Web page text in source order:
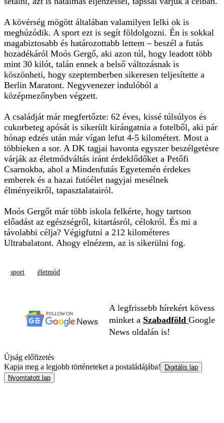
A kövérség mögött általában valamilyen lelki ok is
meghúzódik. A sport ezt is segít földolgozni. Én is sokkal
magabiztosabb és határozottabb lettem – beszél a futás
hozadékáról Moós Gergő, aki azon túl, hogy leadott több
mint 30 kilót, talán ennek a belső változásnak is
köszönheti, hogy szeptemberben sikeresen teljesítette a
Berlin Maratont. Negyvenezer indulóból a
középmezőnyben végzett.
A családját már megfertőzte: 62 éves, kissé túlsúlyos és
cukorbeteg apósát is sikerült kirángatnia a fotelből, aki pár
hónap edzés után már vígan lefut 4-5 kilométert. Most a
többieken a sor. A DK tagjai havonta egyszer beszélgetésre
várják az életmódváltás iránt érdeklődőket a Petőfi
Csarnokba, ahol a Mindenfutás Egyetemén érdekes
emberek és a hazai futóélet nagyjai mesélnek
élményeikről, tapasztalatairól.
Moós Gergőt már több iskola felkérte, hogy tartson
előadást az egészségről, kitartásról, célokról. És mi a
távolabbi célja? Végigfutni a 212 kilométeres
Ultrabalatont. Ahogy elnézem, az is sikerülni fog.
sport életmód
A legfrissebb hírekért kövess
minket a Szabadföld Google
News oldalán is!
Újság előfizetés
Kapja meg a legjobb történeteket a postaládájába!
Digitális lap
Nyomtatott lap